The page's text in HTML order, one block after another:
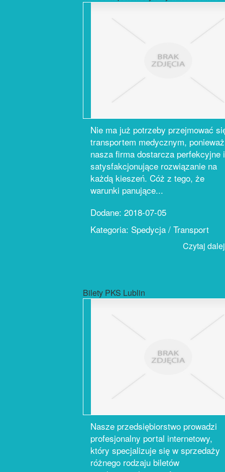
Nie ma już potrzeby przejmować
transportem medycznym, ponieważ
nasza firma dostarcza perfekcyjne i
satysfakcjonujące rozwiązanie na
każdą kieszeń. Cóż z tego, że
warunki panujące...
Dodane: 2018-07-05
Kategoria: Spedycja / Transport
Czytaj
Bilety PKS Lublin
Nasze przedsiębiorstwo prowadzi
profesjonalny portal internetowy,
który specjalizuje się w sprzedaży
różnego rodzaju biletów